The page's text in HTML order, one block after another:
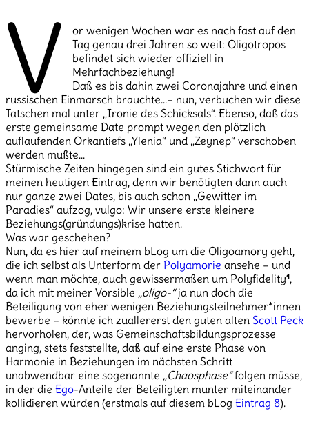
V
or wenigen Wochen war es nach fast auf den
Tag genau drei Jahren so weit: Oligotropos
befindet sich wieder offiziell in
Mehrfachbeziehung!
Daß es bis dahin zwei Coronajahre und einen
russischen Einmarsch brauchte…– nun, verbuchen wir diese
Tatschen mal unter „Ironie des Schicksals“. Ebenso, daß das
erste gemeinsame Date prompt wegen den plötzlich
auflaufenden Orkantiefs „Ylenia“ und „Zeynep“ verschoben
werden mußte…
Stürmische Zeiten hingegen sind ein gutes Stichwort für
meinen heutigen Eintrag, denn wir benötigten dann auch
nur ganze zwei Dates, bis auch schon „Gewitter im
Paradies“ aufzog, vulgo: Wir unsere erste kleinere
Beziehungs(gründungs)krise hatten.
Was war geschehen?
Nun, da es hier auf meinem bLog um die Oligoamory geht,
die ich selbst als Unterform der Polyamorie ansehe – und
wenn man möchte, auch gewissermaßen um Polyfidelity¹,
da ich mit meiner Vorsible „oligo-“ja nun doch die
Beteiligung von eher wenigen Beziehungsteilnehmer*innen
bewerbe – könnte ich zuallererst den guten alten Scott Peck
hervorholen, der, was Gemeinschaftsbildungsprozesse
anging, stets feststellte, daß auf eine erste Phase von
Harmonie in Beziehungen im nächsten Schritt
unabwendbar eine sogenannte „Chaosphase“folgen müsse,
in der die Ego-Anteile der Beteiligten munter miteinander
kollidieren würden (erstmals auf diesem bLog Eintrag 8).